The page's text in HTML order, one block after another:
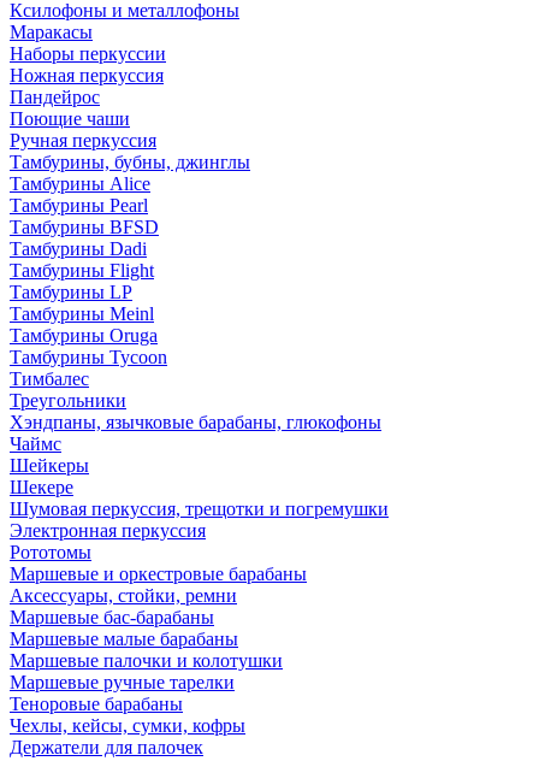
Ксилофоны и металлофоны
Маракасы
Наборы перкуссии
Ножная перкуссия
Пандейрос
Поющие чаши
Ручная перкуссия
Тамбурины, бубны, джинглы
Тамбурины Alice
Тамбурины Pearl
Тамбурины BFSD
Тамбурины Dadi
Тамбурины Flight
Тамбурины LP
Тамбурины Meinl
Тамбурины Oruga
Тамбурины Tycoon
Тимбалес
Треугольники
Хэндпаны, язычковые барабаны, глюкофоны
Чаймс
Шейкеры
Шекере
Шумовая перкуссия, трещотки и погремушки
Электронная перкуссия
Рототомы
Маршевые и оркестровые барабаны
Аксессуары, стойки, ремни
Маршевые бас-барабаны
Маршевые малые барабаны
Маршевые палочки и колотушки
Маршевые ручные тарелки
Теноровые барабаны
Чехлы, кейсы, сумки, кофры
Держатели для палочек